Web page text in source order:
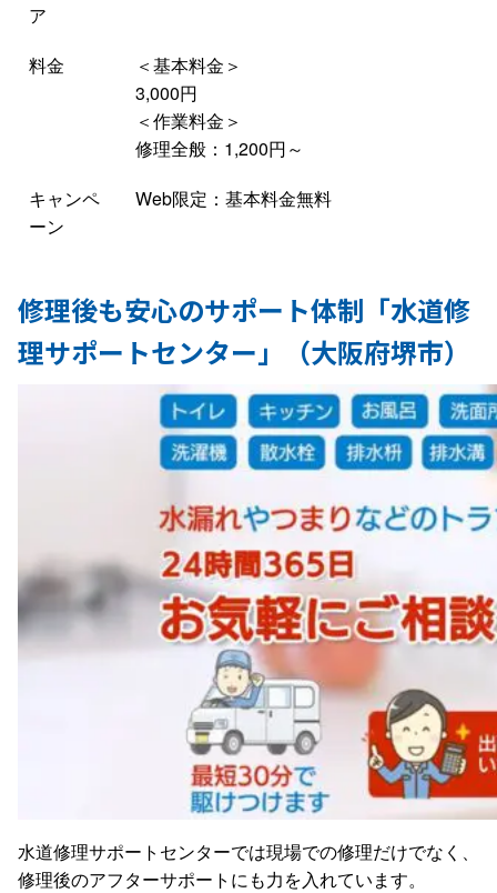
ア
料金
＜基本料金＞
3,000円
＜作業料金＞
修理全般：1,200円～
キャンペ
ーン
Web限定：基本料金無料
修理後も安心のサポート体制「水道修
理サポートセンター」（大阪府堺市）
水道修理サポートセンターでは現場での修理だけでなく、
修理後のアフターサポートにも力を入れています。